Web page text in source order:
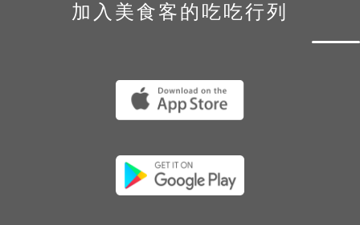
加入美食客的吃吃行列